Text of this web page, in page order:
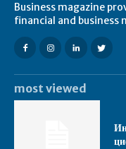
Business magazine
financial and business
most viewed